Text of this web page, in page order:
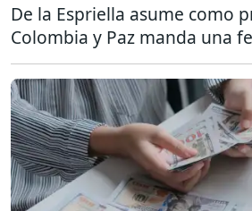
De la Espriella asume como
Colombia y Paz manda una